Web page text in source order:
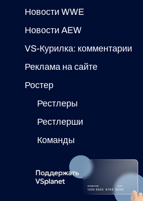
Новости WWE
Новости AEW
VS-Курилка: комментарии
Реклама на сайте
Ростер
Рестлеры
Рестлерши
Команды